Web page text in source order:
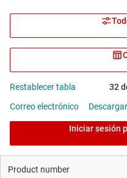
Restablecer tabla
32
Correo electrónico
Iniciar sesión
Product number